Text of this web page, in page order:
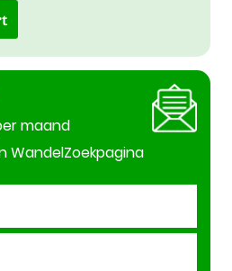
maand
WandelZoekpagina